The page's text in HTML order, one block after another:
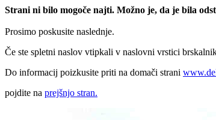
Strani ni bilo mogoče najti. Možno je, da je bila
Prosimo poskusite naslednje.
Če ste spletni naslov vtipkali v naslovni vrstici
Do informacij poizkusite priti na domači strani
pojdite na prejšnjo stran.